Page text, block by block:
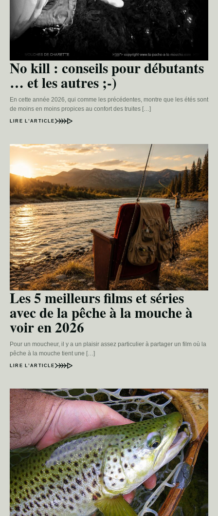
No kill : conseils pour débutants
… et les autres ;-)
En cette année 2026, qui comme les précédentes, montre que les étés sont
de moins en moins propices au confort des truites […]
LIRE L’ARTICLE
Les 5 meilleurs films et séries
avec de la pêche à la mouche à
voir en 2026
Pour un moucheur, il y a un plaisir assez particulier à partager un film où la
pêche à la mouche tient une […]
LIRE L’ARTICLE